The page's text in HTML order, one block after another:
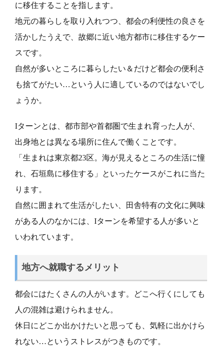
に移住することを指します。
地元の暮らしを取り入れつつ、都会の利便性の良さを
活かしたうえで、故郷に近い地方都市に移住するケー
スです。
自然が多いところに暮らしたい＆だけど都会の便利さ
も捨てがたい…という人に適しているのではないでし
ょうか。
Iターンとは、都市部や首都圏で生まれ育った人が、
出身地とは異なる場所に住んで働くことです。
「生まれは東京都23区。海が見えるところの生活に憧
れ、石垣島に移住する」といったケースがこれに当た
ります。
自然に囲まれて生活がしたい、田舎特有の文化に興味
がある人のなかには、Iターンを希望する人が多いと
いわれています。
地方へ就職するメリット
都会にはたくさんの人がいます。どこへ行くにしても
人の混雑は避けられません。
休日にどこか出かけたいと思っても、気軽に出かけら
れない…というストレスがつきものです。